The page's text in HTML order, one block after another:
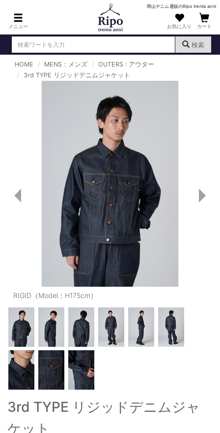
メニュー
岡山デニム通販のRipo trenta anni
お気に入り カート
検索
ログイン （新規会員登録）
TOPS : トップス
T-SHIRT : Tシャツ
KNIT : ニット
SHIRT : シャツ
OUTERS : アウター
LADIES : レディース
DENIM : デニム
PANTS/SKIRT : パンツ・スカート
TOPS : トップス
OUTERS : アウター
OUTLET : アウトレット
MENS : メンズ
LADIES : レディース
新規会員登録
お買い物カゴ
HOME MENS：メンズ
OUTERS : アウター
3rd TYPE リジッドデニムジャケット
RIGID（Model：H175cm）
3rd TYPE リジッドデニムジャ
ケット